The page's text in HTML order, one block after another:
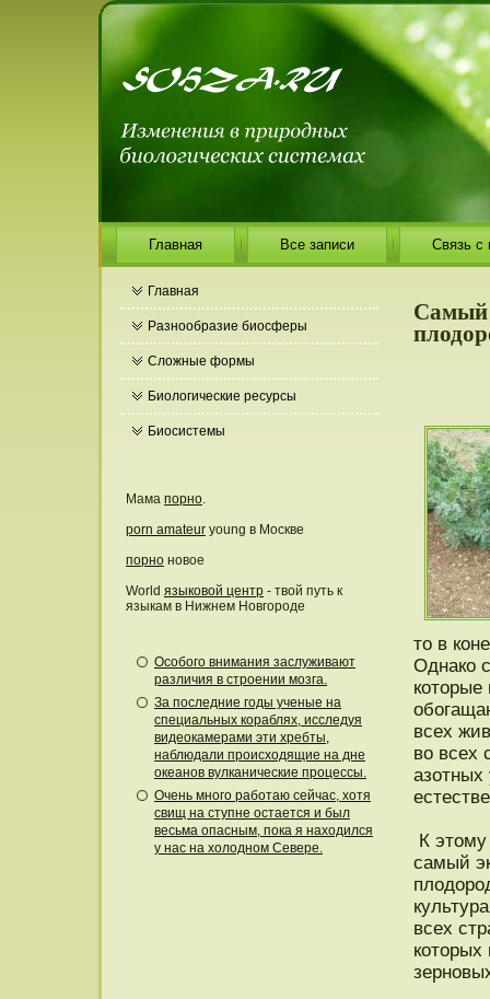
Главная Все записи Связь с
Главная
Разнообразие биосферы
Сложные формы
Биологические ресурсы
Биосистемы
Мама порно.
porn amateur young в Москве
порно новое
World языковой центр - твой путь к
языкам в Нижнем Новгороде
Особого внимания заслуживают
различия в строении мозга.
За последние годы ученые на
специальных кораблях, исследуя
видеокамерами эти хребты,
наблюдали происходящие на дне
океанов вулканические процессы.
Очень много работаю сейчас, хотя
свищ на ступне остается и был
весьма опасным, пока я находился
у нас на холодном Севере.
Самый
тο в
Однако
всех
во всех
азотных
К
самый
всех
котοрых